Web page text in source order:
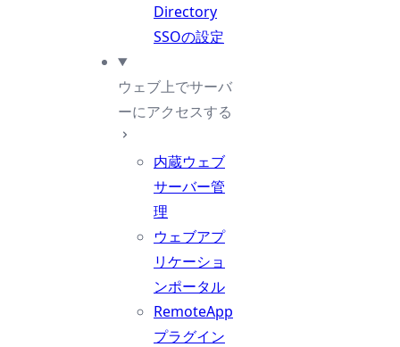
Directory
SSOの設定
ウェブ上でサーバ
ーにアクセスする
内蔵ウェブ
サーバー管
理
ウェブアプ
リケーショ
ンポータル
RemoteApp
プラグイン